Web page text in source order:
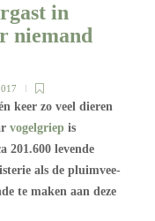
in
niemand
keer zo veel dieren
vogelgriep is
201.600 levende
als de pluimvee-
te maken aan deze